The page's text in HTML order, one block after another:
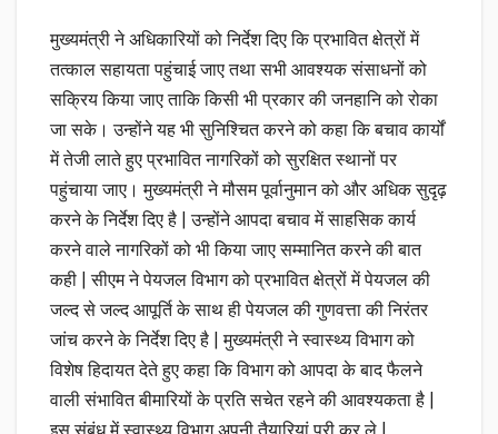
मुख्यमंत्री ने अधिकारियों को निर्देश दिए कि प्रभावित क्षेत्रों में
तत्काल सहायता पहुंचाई जाए तथा सभी आवश्यक संसाधनों को
सक्रिय किया जाए ताकि किसी भी प्रकार की जनहानि को रोका
जा सके। उन्होंने यह भी सुनिश्चित करने को कहा कि बचाव कार्यों
में तेजी लाते हुए प्रभावित नागरिकों को सुरक्षित स्थानों पर
पहुंचाया जाए। मुख्यमंत्री ने मौसम पूर्वानुमान को और अधिक सुदृढ़
करने के निर्देश दिए है | उन्होंने आपदा बचाव में साहसिक कार्य
करने वाले नागरिकों को भी किया जाए सम्मानित करने की बात
कही | सीएम ने पेयजल विभाग को प्रभावित क्षेत्रों में पेयजल की
जल्द से जल्द आपूर्ति के साथ ही पेयजल की गुणवत्ता की निरंतर
जांच करने के निर्देश दिए है | मुख्यमंत्री ने स्वास्थ्य विभाग को
विशेष हिदायत देते हुए कहा कि विभाग को आपदा के बाद फैलने
वाली संभावित बीमारियों के प्रति सचेत रहने की आवश्यकता है |